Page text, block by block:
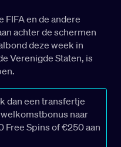
FIFA en de andere
achter de schermen
deze week in
Verenigde Staten, is
dan een transfertje
naar
Free Spins of €250 aan